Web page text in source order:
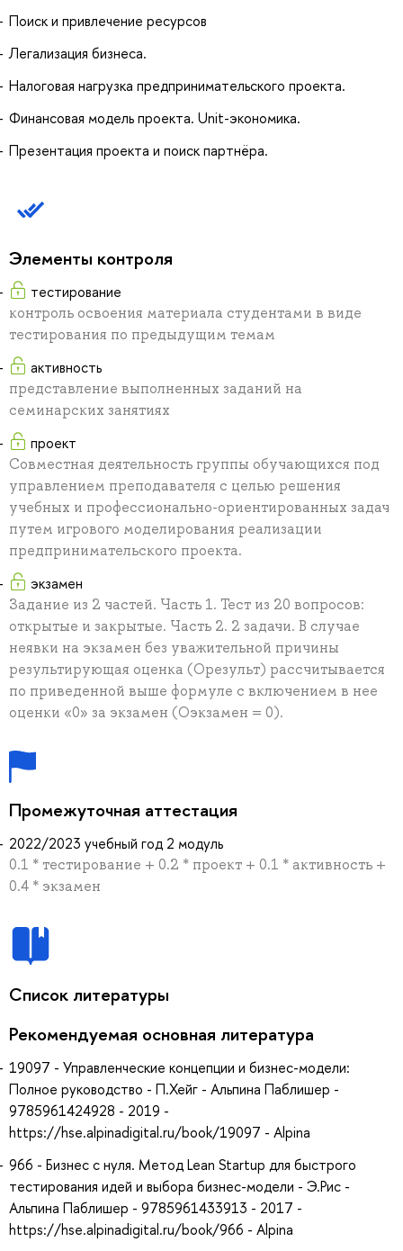
Поиск и привлечение ресурсов
Легализация бизнеса.
Налоговая нагрузка предпринимательского проекта.
Финансовая модель проекта. Unit-экономика.
Презентация проекта и поиск партнёра.
Элементы контроля
тестирование
контроль освоения материала студентами в виде
тестирования по предыдущим темам
активность
представление выполненных заданий на
семинарских занятиях
проект
Совместная деятельность группы обучающихся под
управлением преподавателя с целью решения
учебных и профессионально-ориентированных задач
путем игрового моделирования реализации
предпринимательского проекта.
экзамен
Задание из 2 частей. Часть 1. Тест из 20 вопросов:
открытые и закрытые. Часть 2. 2 задачи. В случае
неявки на экзамен без уважительной причины
результирующая оценка (Орезульт) рассчитывается
по приведенной выше формуле с включением в нее
оценки «0» за экзамен (Оэкзамен = 0).
Промежуточная аттестация
2022/2023 учебный год 2 модуль
0.1 * тестирование + 0.2 * проект + 0.1 * активность +
0.4 * экзамен
Список литературы
Рекомендуемая основная литература
19097 - Управленческие концепции и бизнес-модели:
Полное руководство - П.Хейг - Альпина Паблишер -
9785961424928 - 2019 -
https://hse.alpinadigital.ru/book/19097 - Alpina
966 - Бизнес с нуля. Метод Lean Startup для быстрого
тестирования идей и выбора бизнес-модели - Э.Рис -
Альпина Паблишер - 9785961433913 - 2017 -
https://hse.alpinadigital.ru/book/966 - Alpina